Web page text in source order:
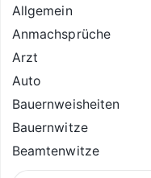
Allgemein
Anmachsprüche
Arzt
Auto
Bauernweisheiten
Bauernwitze
Beamtenwitze